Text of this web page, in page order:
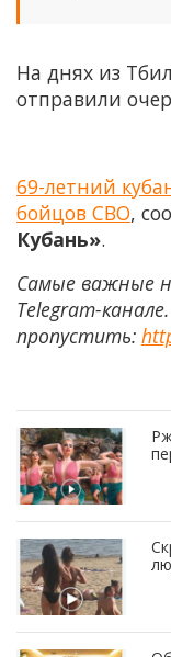
На днях из
отправили
69-летний
бойцов СВО,
Кубань».
Самые важные
Telegram-
пропустить: